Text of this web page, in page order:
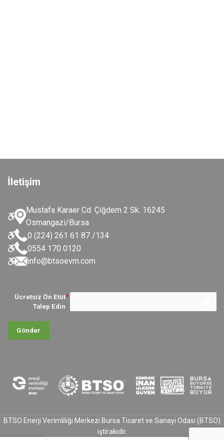
İletişim
Mustafa Karaer Cd. Çiğdem 2 Sk. 16245
Osmangazi/Bursa
0 (224) 261 61 87 /134
0554 170 0120
info@btsoevm.com
Ücretsiz Ön Etüt
Talep Edin
Gönder
BTSO Enerji Verimliliği Merkezi Bursa Ticaret ve Sanayi Odası (BTSO)
iştirakidir.